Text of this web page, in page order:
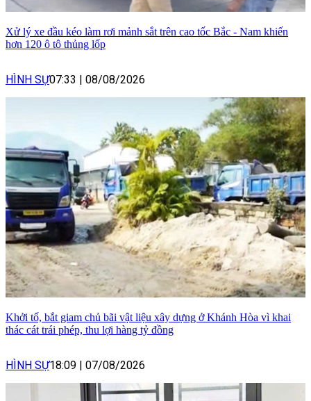
Xử lý xe đầu kéo làm rơi mảnh sắt trên cao tốc Bắc - Nam khiến
hơn 120 ô tô thủng lốp
HÌNH SỰ07:33 | 08/08/2026
Khởi tố, bắt giam chủ bãi vật liệu xây dựng ở Khánh Hòa vì khai
thác cát trái phép, thu lợi hàng tỷ đồng
HÌNH SỰ18:09 | 07/08/2026